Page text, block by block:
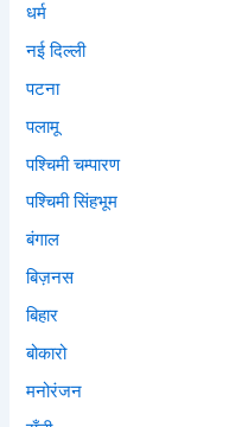
धर्म
नई दिल्ली
पटना
पलामू
पश्चिमी चम्पारण
पश्चिमी सिंहभूम
बंगाल
बिज़नस
बिहार
बोकारो
मनोरंजन